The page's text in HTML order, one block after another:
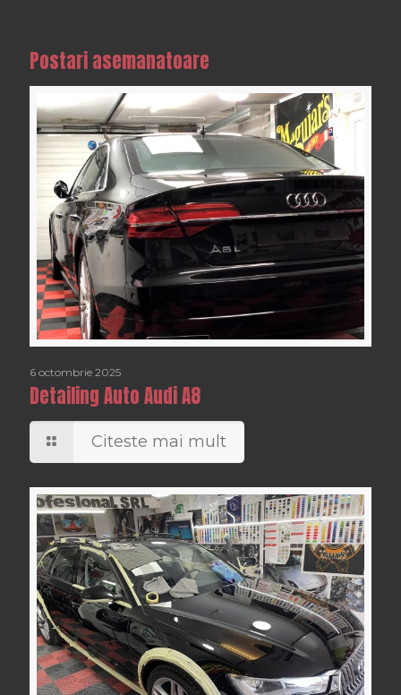
Postari asemanatoare
6 octombrie 2025
Detailing Auto Audi A8
Citeste mai mult